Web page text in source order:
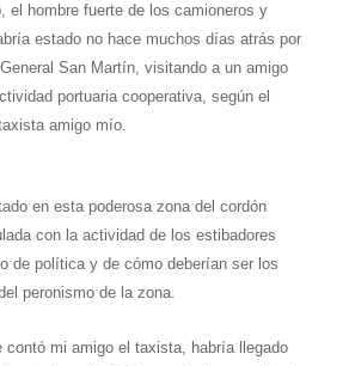
n
t
e
s
t
c
e
b
k
a
i
l
a
r
e
el hombre fuerte de los camioneros y
estado no hace muchos días atrás por
San Martín, visitando a un amigo
portuaria cooperativa, según el
amigo mío.
en esta poderosa zona del cordón
con la actividad de los estibadores
de política y de cómo deberían ser los
peronismo de la zona.
contó mi amigo el taxista, habría llegado